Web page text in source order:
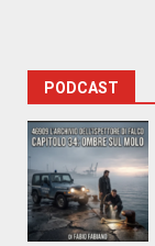
PODCAST